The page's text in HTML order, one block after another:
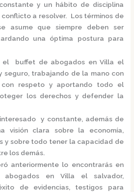
y un hábito de disciplina
a resolver. Los términos de
asume que siempre deben ser
una óptima postura para
el
buffet de abogados en Villa el
seguro, trabajando de la mano con
con respeto y aportando todo el
los derechos y defender la
y constante, además de
visión clara sobre la economía,
y sobre todo tener la capacidad de
los demás.
anteriormente lo encontrarás en
en Villa el salvador,
de evidencias, testigos para